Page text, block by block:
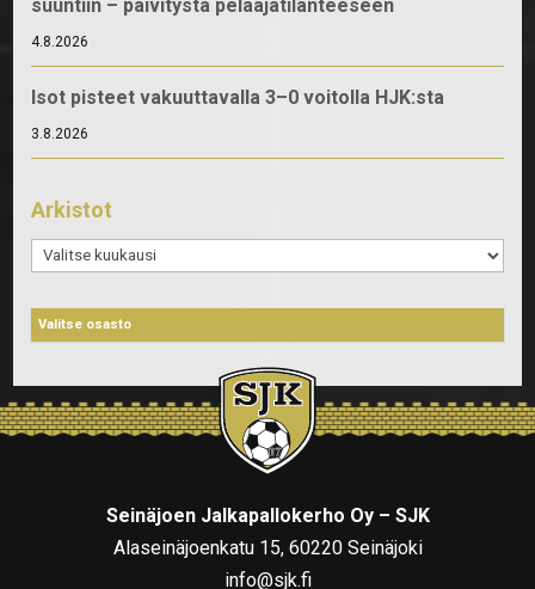
suuntiin – päivitystä pelaajatilanteeseen
4.8.2026
Isot pisteet vakuuttavalla 3–0 voitolla HJK:sta
3.8.2026
Arkistot
Arkistot
Seinäjoen Jalkapallokerho Oy – SJK
Alaseinäjoenkatu 15, 60220 Seinäjoki
info@sjk.fi